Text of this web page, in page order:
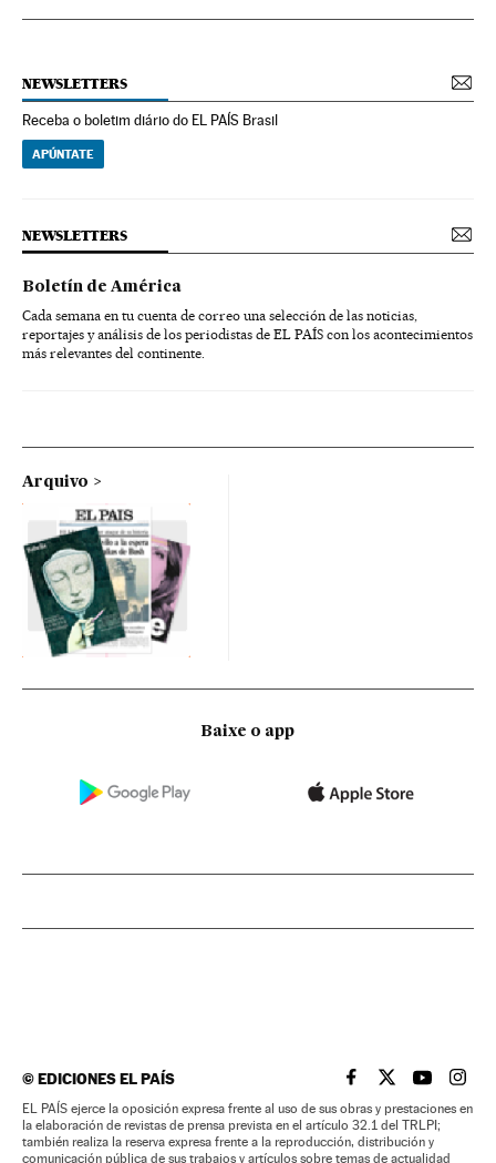
NEWSLETTERS
Receba o boletim diário do EL PAÍS Brasil
APÚNTATE
NEWSLETTERS
Boletín de América
Cada semana en tu cuenta de correo una selección de las noticias,
reportajes y análisis de los periodistas de EL PAÍS con los acontecimientos
más relevantes del continente.
Arquivo
Baixe o app
©EDICIONES EL PAÍS EL PAÍS BRASIL EN
EL PAÍSEL PAÍS
EL
EL PAÍS ejerce la oposición expresa frente al uso de sus obras y prestaciones en
la elaboración de revistas de prensa prevista en el artículo 32.1 del TRLPI;
también realiza la reserva expresa frente a la reproducción, distribución y
comunicación pública de sus trabajos y artículos sobre temas de actualidad